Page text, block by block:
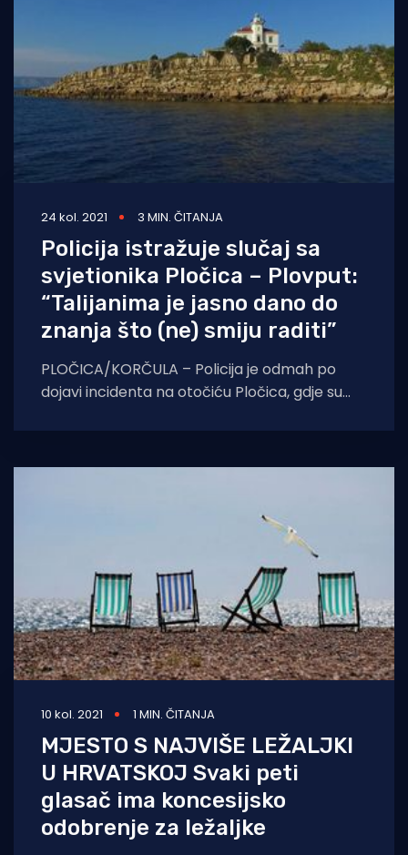
24 kol. 2021 3 MIN. ČITANJA
Policija istražuje slučaj sa
svjetionika Pločica – Plovput:
“Talijanima je jasno dano do
znanja što (ne) smiju raditi”
PLOČICA/KORČULA – Policija je odmah po
dojavi incidenta na otočiću Pločica, gdje su
Slavena Stipkovića
10 kol. 2021 1 MIN. ČITANJA
MJESTO S NAJVIŠE LEŽALJKI
U HRVATSKOJ Svaki peti
glasač ima koncesijsko
odobrenje za ležaljke